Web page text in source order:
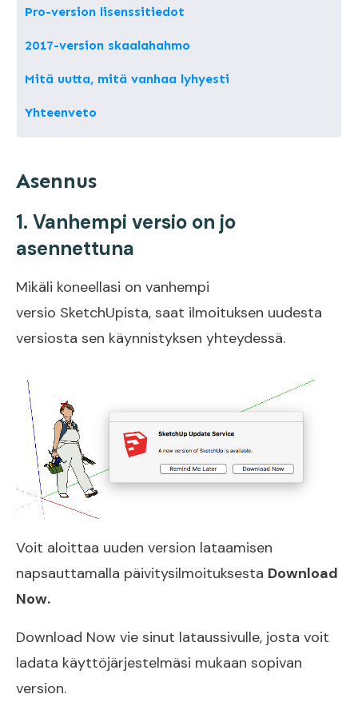
Pro-version lisenssitiedot
2017-version skaalahahmo
Mitä uutta, mitä vanhaa lyhyesti
Yhteenveto
Asennus
1. Vanhempi versio on jo
asennettuna
Mikäli koneellasi on vanhempi
versio SketchUpista, saat ilmoituksen uudesta
versiosta sen käynnistyksen yhteydessä.
Voit aloittaa uuden version lataamisen
napsauttamalla päivitysilmoituksesta Download
Now.
Download Now vie sinut lataussivulle, josta voit
ladata käyttöjärjestelmäsi mukaan sopivan
version.